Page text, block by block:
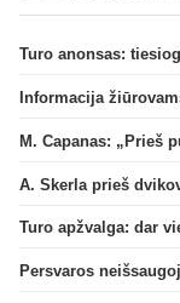
Turo anonsas:
Informacija
Turo apžvalga: dar